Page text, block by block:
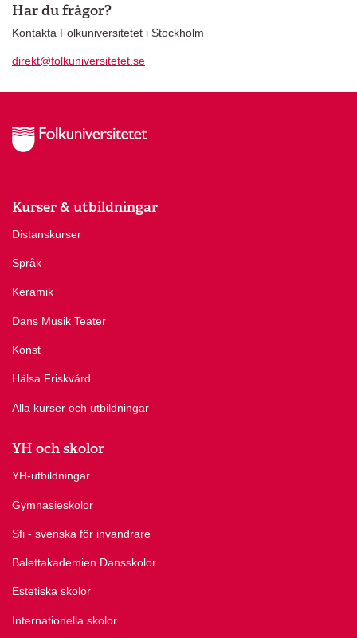
Har du frågor?
Kontakta Folkuniversitetet i Stockholm
direkt@folkuniversitetet.se
Kurser & utbildningar
Distanskurser
Språk
Keramik
Dans Musik Teater
Konst
Hälsa Friskvård
Alla kurser och utbildningar
YH och skolor
YH-utbildningar
Gymnasieskolor
Sfi - svenska för invandrare
Balettakademien Dansskolor
Estetiska skolor
Internationella skolor